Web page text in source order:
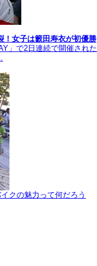
！女子は籔田寿衣が初優勝
」で2日連続で開催された
クの魅力って何だろう